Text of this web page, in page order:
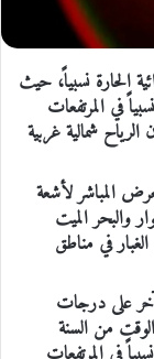
الحارة نسبياً، حيث
في المرتفعات
شمالية غربية
المباشر لأشعة
والبحر الميت
في مناطق
على درجات
من السنة